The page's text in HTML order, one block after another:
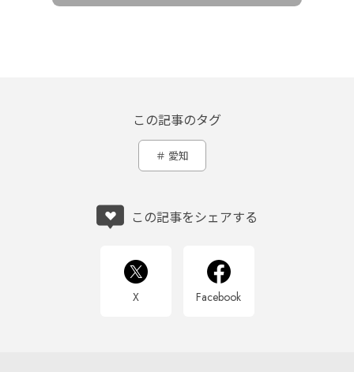
この記事のタグ
愛知
この記事をシェアする
X Facebook